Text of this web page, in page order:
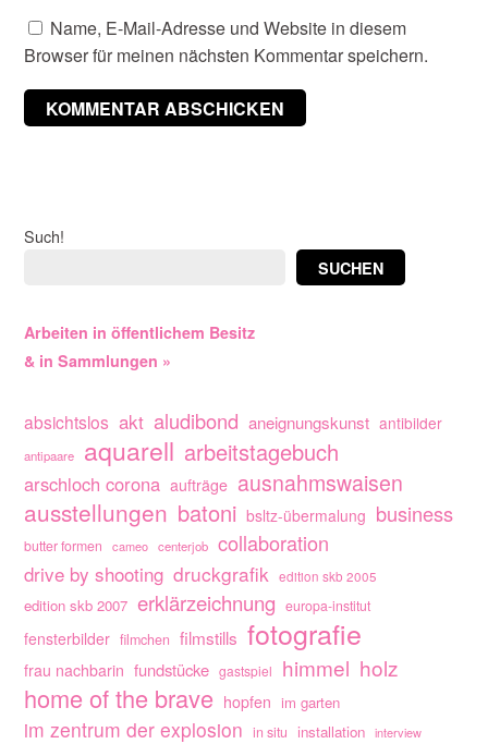
Name, E-Mail-Adresse und Website in diesem
Browser für meinen nächsten Kommentar speichern.
Such!
SUCHEN
Arbeiten in öffentlichem Besitz
& in Sammlungen »
absichtslos akt aludibond aneignungskunst antibilder
antipaare aquarell arbeitstagebuch
arschloch corona aufträge ausnahmswaisen
ausstellungen batoni bsltz-übermalung business
butter formen cameo centerjob collaboration
drive by shooting druckgrafik edition skb 2005
edition skb 2007 erklärzeichnung europa-institut
fensterbilder filmchen filmstills fotografie
frau nachbarin fundstücke gastspiel himmel holz
home of the brave hopfen im garten
im zentrum der explosion in situ installation interview